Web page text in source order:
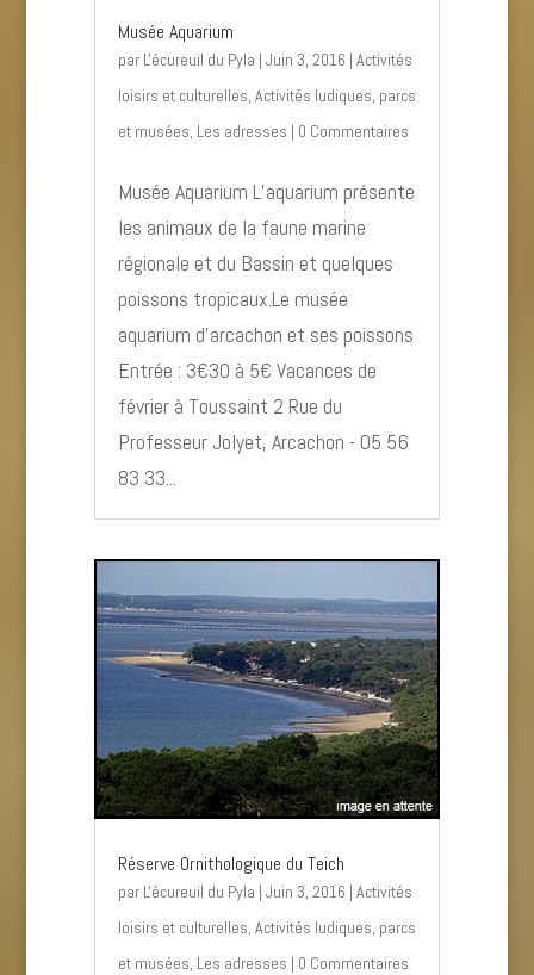
Musée Aquarium
par L'écureuil du Pyla | Juin 3, 2016 | Activités
loisirs et culturelles Activités ludiques, parcs
et musées Les adresses | 0 Commentaires
Musée Aquarium L’aquarium présente
les animaux de la faune marine
régionale et du Bassin et quelques
poissons tropicaux.Le musée
aquarium d'arcachon et ses poissons
Entrée : 3€30 à 5€ Vacances de
février à Toussaint 2 Rue du
Professeur Jolyet, Arcachon - 05 56
83 33...
Réserve Ornithologique du Teich
par L'écureuil du Pyla | Juin 3, 2016 | Activités
loisirs et culturelles, Activités ludiques, parcs
et musées, Les adresses | 0 Commentaires